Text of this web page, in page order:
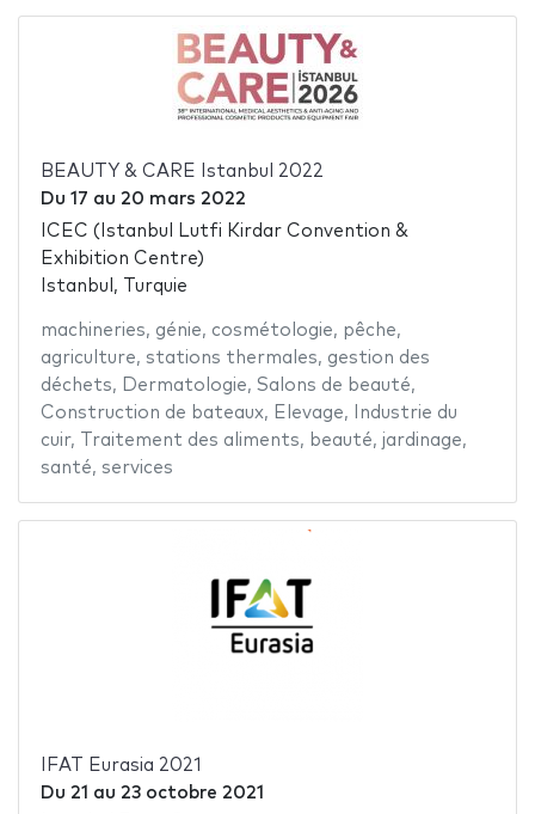
BEAUTY & CARE Istanbul 2022
Du 17 au 20 mars 2022
ICEC (Istanbul Lutfi Kirdar Convention &
Exhibition Centre)
Istanbul, Turquie
machineries, génie, cosmétologie, pêche,
agriculture, stations thermales, gestion des
déchets, Dermatologie, Salons de beauté,
Construction de bateaux, Elevage,
Industrie du
cuir, Traitement des aliments, beauté, jardinage,
santé, services
IFAT Eurasia 2021
Du 21 au 23 octobre 2021